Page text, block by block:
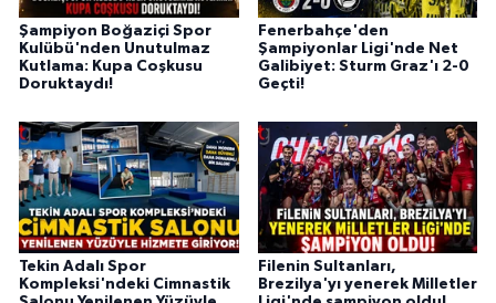
Şampiyon Boğaziçi Spor
Kulübü'nden Unutulmaz
Kutlama: Kupa Coşkusu
Doruktaydı!
Fenerbahçe'den
Şampiyonlar Ligi'nde Net
Galibiyet: Sturm Graz'ı 2-0
Geçti!
Tekin Adalı Spor
Kompleksi'ndeki Cimnastik
Filenin Sultanları,
Brezilya'yı yenerek Milletler